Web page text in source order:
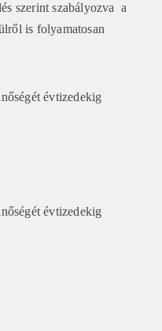
szerint szabályozva a
is folyamatosan
évtizedekig
évtizedekig